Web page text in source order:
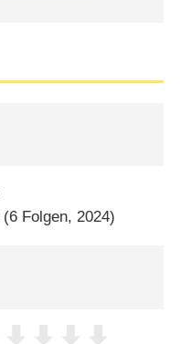
(6 Folgen, 2024)